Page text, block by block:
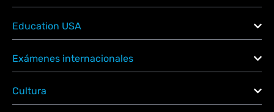
Education USA
Exámenes internacionales
Cultura